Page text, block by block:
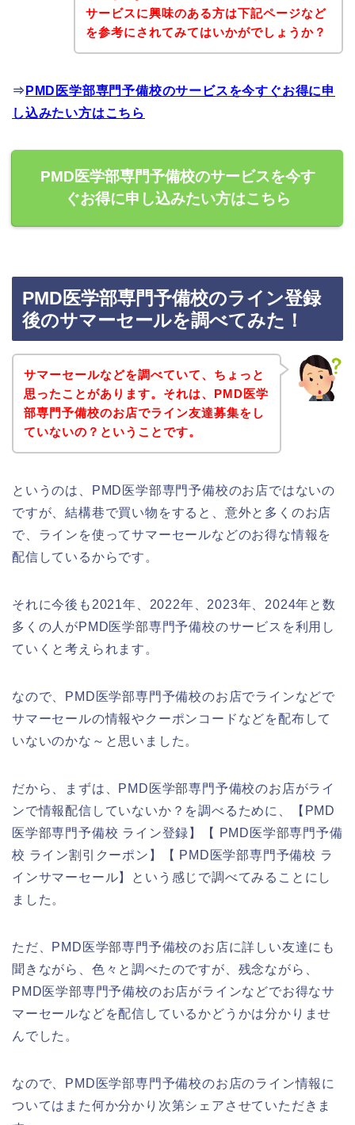
サービスに興味のある方は下記ページなど
を参考にされてみてはいかがでしょうか？
⇒ PMD医学部専門予備校のサービスを今すぐお得に申
し込みたい方はこちら
PMD医学部専門予備校のサービスを今す
ぐお得に申し込みたい方はこちら
PMD医学部専門予備校のライン登録
後のサマーセールを調べてみた！
サマーセールなどを調べていて、ちょっと
思ったことがあります。それは、PMD医学
部専門予備校のお店でライン友達募集をし
ていないの？ということです。
というのは、PMD医学部専門予備校のお店ではないの
ですが、結構巷で買い物をすると、意外と多くのお店
で、ラインを使ってサマーセールなどのお得な情報を
配信しているからです。
それに今後も2021年、2022年、2023年、2024年と数
多くの人がPMD医学部専門予備校のサービスを利用し
ていくと考えられます。
なので、PMD医学部専門予備校のお店でラインなどで
サマーセールの情報やクーポンコードなどを配布して
いないのかな～と思いました。
だから、まずは、PMD医学部専門予備校のお店がライ
ンで情報配信していないか？を調べるために、【PMD
医学部専門予備校 ライン登録】【 PMD医学部専門予備
校 ライン割引クーポン】【 PMD医学部専門予備校 ラ
インサマーセール】という感じで調べてみることにし
ました。
ただ、PMD医学部専門予備校のお店に詳しい友達にも
聞きながら、色々と調べたのですが、残念ながら、
PMD医学部専門予備校のお店がラインなどでお得なサ
マーセールなどを配信しているかどうかは分かりませ
んでした。
なので、PMD医学部専門予備校のお店のライン情報に
ついてはまた何か分かり次第シェアさせていただきま